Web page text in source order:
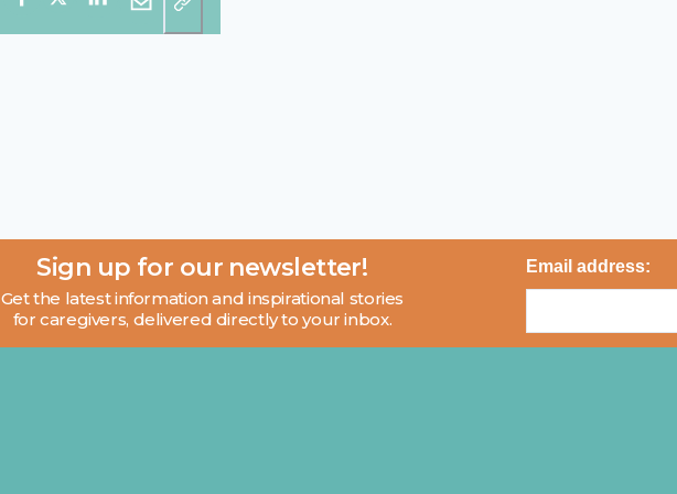
Sign up for our newsletter!
Get the latest information and inspirational stories
for caregivers, delivered directly to your inbox.
Email address: